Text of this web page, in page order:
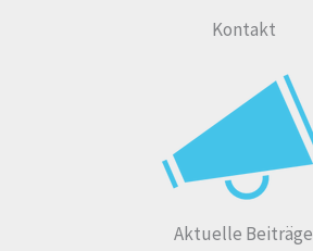
Kontakt
Aktuelle Beiträge